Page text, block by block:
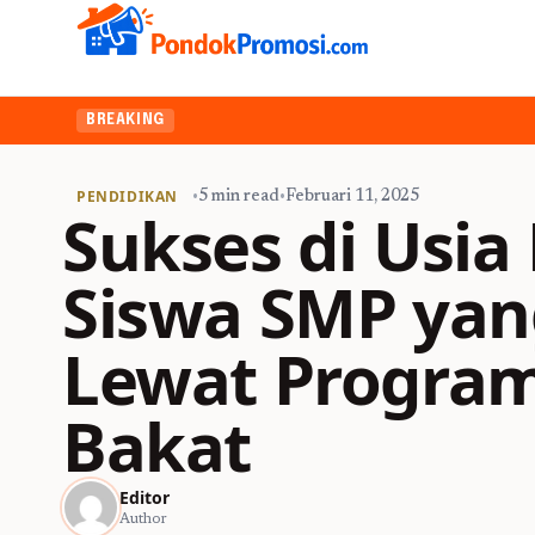
BREAKING
PENDIDIKAN •5 min read•Februari 11, 2025
Sukses di
Siswa SMP
Lewat
Bakat
Editor
Author